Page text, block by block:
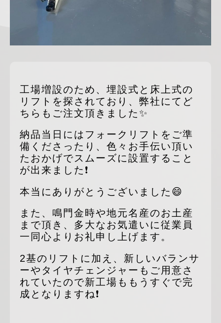
工場増設のため、埋設式と床上式の
リフトを探されており、弊社にてど
ちらもご注文頂きました✨
納品当日にはフォークリフトをご準
備くださったり、色々お手伝い頂い
たおかげでスムーズに設置すること
が出来ました❗
本当にありがとうございました😄
また、鳴門金時や地元名産のお土産
まで頂き、多大なお気遣いに従業員
一同心よりお礼申し上げます。
2基のリフトに加え、新しいバランサ
ーやタイヤチェンジャーもご用意さ
れていたので新工場ももうすぐで完
成となりますね❗